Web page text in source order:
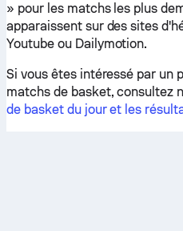
» pour les matchs les plus
apparaissent sur des sites
Youtube ou Dailymotion.
Si vous êtes intéressé par un
matchs de basket, consultez
de basket du jour et les